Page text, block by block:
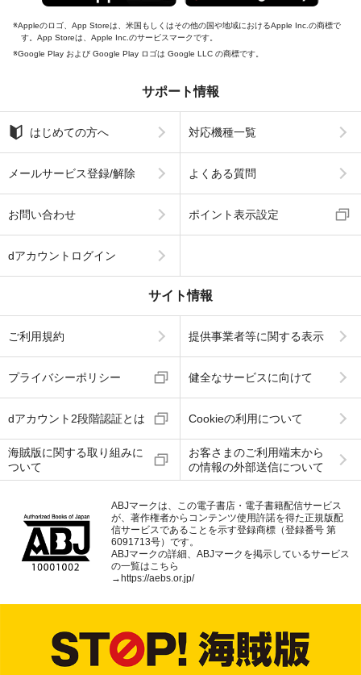
Appleのロゴ、App Storeは、米国もしくはその他の国や地域におけるApple Inc.の商標で
す。App Storeは、Apple Inc.のサービスマークです。
Google Play および Google Play ロゴは Google LLC の商標です。
サポート情報
はじめての方へ 対応機種一覧
メールサービス登録/解除 よくある質問
お問い合わせ ポイント表示設定
dアカウントログイン
サイト情報
ご利用規約 提供事業者等に関する表示
プライバシーポリシー 健全なサービスに向けて
dアカウント2段階認証とは Cookieの利用について
海賊版に関する取り組みに
ついて
お客さまのご利用端末から
の情報の外部送信について
ABJマークは、この電子書店・電子書籍配信サービス
が、著作権者からコンテンツ使用許諾を得た正規版配
信サービスであることを示す登録商標（登録番号 第
6091713号）です。
ABJマークの詳細、ABJマークを掲示しているサービス
の一覧はこちら
→ https://aebs.or.jp/